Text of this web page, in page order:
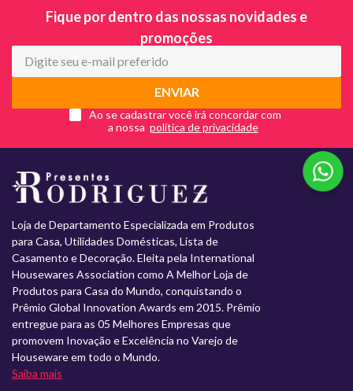
Fique por dentro das nossas novidades e
promoções
ENVIAR
Ao se cadastrar você irá concordar com
a nossa
Loja de Departamento Especializada em Produtos
para Casa, Utilidades Domésticas, Lista de
Casamento e Decoração. Eleita pela International
Housewares Association como A Melhor Loja de
Produtos para Casa do Mundo, conquistando o
Prêmio Global Innovation Awards em 2015. Prêmio
entregue para as 05 Melhores Empresas que
promovem Inovação e Excelência no Varejo de
Houseware em todo o Mundo.
Saiba mais